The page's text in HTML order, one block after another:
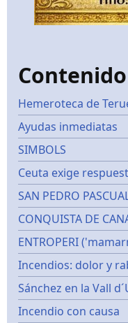
Hemeroteca de
Ayudas inmediatas
SIMBOLS
Ceuta exige
SAN PEDRO
CONQUISTA DE
ENTROPERI
Incendios: dolor y
Sánchez en la Vall
Incendio con causa